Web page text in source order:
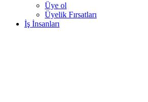
Üye ol
Üyelik Fırsatları
İş İnsanları